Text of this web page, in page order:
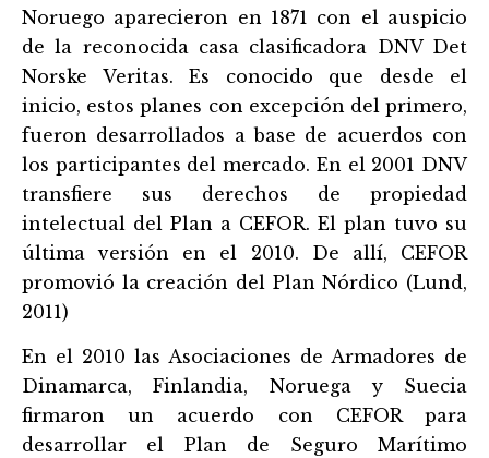
Noruego aparecieron en 1871 con el auspicio
de la reconocida casa clasificadora DNV Det
Norske Veritas. Es conocido que desde el
inicio, estos planes con excepción del primero,
fueron desarrollados a base de acuerdos con
los participantes del mercado. En el 2001 DNV
transfiere sus derechos de propiedad
intelectual del Plan a CEFOR. El plan tuvo su
última versión en el 2010. De allí, CEFOR
promovió la creación del Plan Nórdico (Lund,
2011)
En el 2010 las Asociaciones de Armadores de
Dinamarca, Finlandia, Noruega y Suecia
firmaron un acuerdo con CEFOR para
desarrollar el Plan de Seguro Marítimo